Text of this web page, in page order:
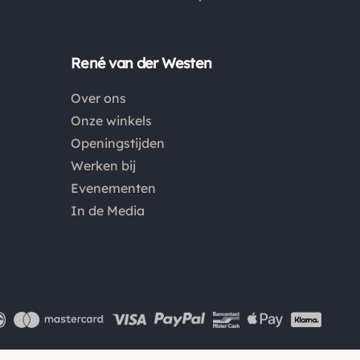
verzendkosten €3,95. De pakketten naar België
de verzendkosten buiten Nederland en België
verwijzen wij je graag door naar "
Kies je voor afhalen bij een pakketpunt maar wordt
het pakket niet afgehaald? Dan retourneren wij het
aankoopbedrag min de gemaakte verzendkosten.
Dan kan je het product altijd retourneren binnen 14
dagen. De retourkosten bedragen € 6.75 en zijn voor
eigen rekening. Kies bij het retourneren altijd voor
René van der Westen
Over ons
Onze winkels
Openingstijden
Werken bij
Evenementen
In de Media